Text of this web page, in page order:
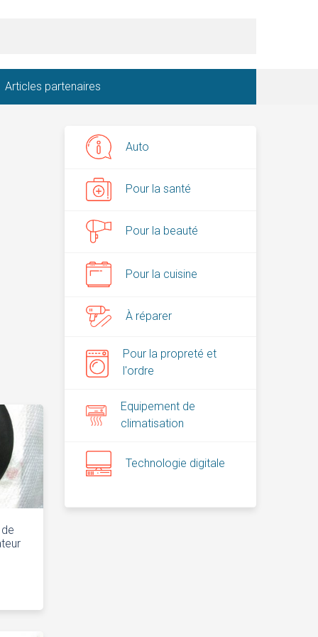
Articles partenaires
Auto
Pour la santé
Pour la beauté
Pour la cuisine
À réparer
Pour la propreté et
l'ordre
Equipement de
climatisation
Technologie digitale